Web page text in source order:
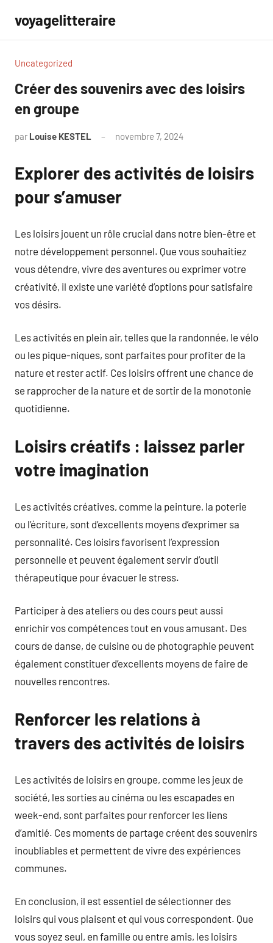
contenu
voyagelitteraire
Uncategorized
Créer des souvenirs avec des loisirs
en groupe
par Louise KESTEL novembre 7, 2024
Explorer des activités de loisirs
pour s’amuser
Les loisirs jouent un rôle crucial dans notre bien-être et
notre développement personnel. Que vous souhaitiez
vous détendre, vivre des aventures ou exprimer votre
créativité, il existe une variété d’options pour satisfaire
vos désirs.
Les activités en plein air, telles que la randonnée, le vélo
ou les pique-niques, sont parfaites pour profiter de la
nature et rester actif. Ces loisirs offrent une chance de
se rapprocher de la nature et de sortir de la monotonie
quotidienne.
Loisirs créatifs : laissez parler
votre imagination
Les activités créatives, comme la peinture, la poterie
ou l’écriture, sont d’excellents moyens d’exprimer sa
personnalité. Ces loisirs favorisent l’expression
personnelle et peuvent également servir d’outil
thérapeutique pour évacuer le stress.
Participer à des ateliers ou des cours peut aussi
enrichir vos compétences tout en vous amusant. Des
cours de danse, de cuisine ou de photographie peuvent
également constituer d’excellents moyens de faire de
nouvelles rencontres.
Renforcer les relations à
travers des activités de loisirs
Les activités de loisirs en groupe, comme les jeux de
société, les sorties au cinéma ou les escapades en
week-end, sont parfaites pour renforcer les liens
d’amitié. Ces moments de partage créent des souvenirs
inoubliables et permettent de vivre des expériences
communes.
En conclusion, il est essentiel de sélectionner des
loisirs qui vous plaisent et qui vous correspondent. Que
vous soyez seul, en famille ou entre amis, les loisirs